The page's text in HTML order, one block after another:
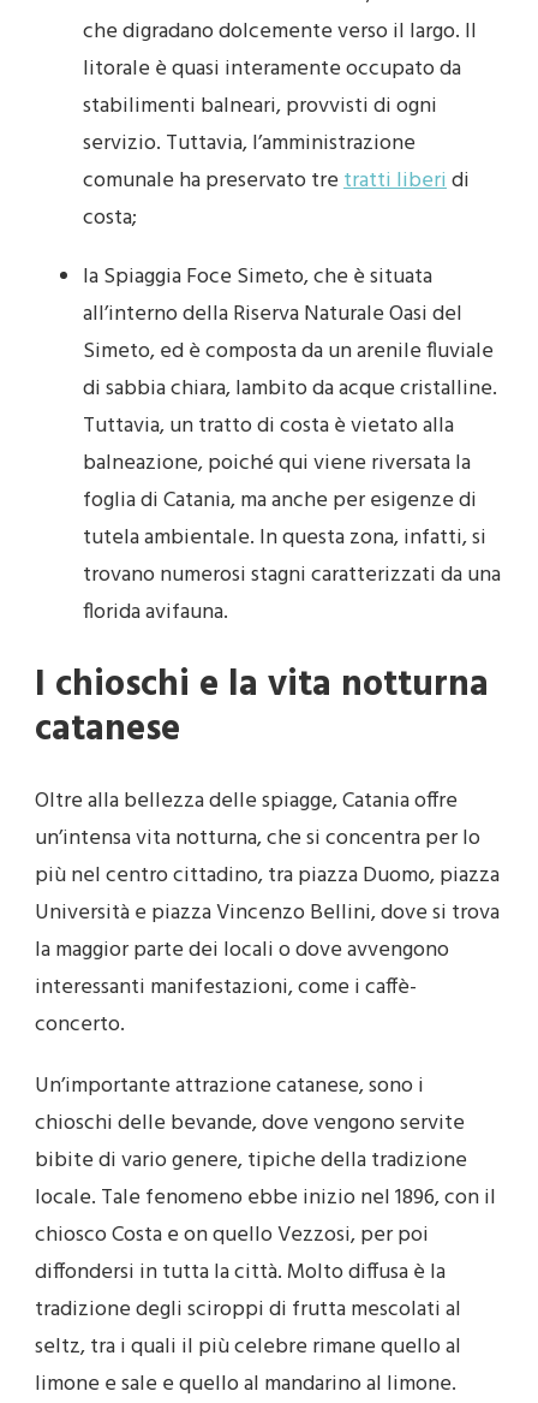
che digradano dolcemente verso il largo. Il
litorale è quasi interamente occupato da
stabilimenti balneari, provvisti di ogni
servizio. Tuttavia, l’amministrazione
comunale ha preservato tretratti liberidi
costa;
la Spiaggia Foce Simeto, che è situata
all’interno della Riserva Naturale Oasi del
Simeto, ed è composta da un arenile fluviale
di sabbia chiara, lambito da acque cristalline.
Tuttavia, un tratto di costa è vietato alla
balneazione, poiché qui viene riversata la
foglia di Catania, ma anche per esigenze di
tutela ambientale. In questa zona, infatti, si
trovano numerosi stagni caratterizzati da una
florida avifauna.
I chioschi e la vita notturna
catanese
Oltre alla bellezza delle spiagge, Catania offre
un’intensa vita notturna, che si concentra per lo
più nel centro cittadino, tra piazza Duomo, piazza
Università e piazza Vincenzo Bellini, dove si trova
la maggior parte dei locali o dove avvengono
interessanti manifestazioni, come i caffè-
concerto.
Un’importante attrazione catanese, sono i
chioschi delle bevande, dove vengono servite
bibite di vario genere, tipiche della tradizione
locale. Tale fenomeno ebbe inizio nel 1896, con il
chiosco Costa e on quello Vezzosi, per poi
diffondersi in tutta la città. Molto diffusa è la
tradizione degli sciroppi di frutta mescolati al
seltz, tra i quali il più celebre rimane quello al
limone e sale e quello al mandarino al limone.